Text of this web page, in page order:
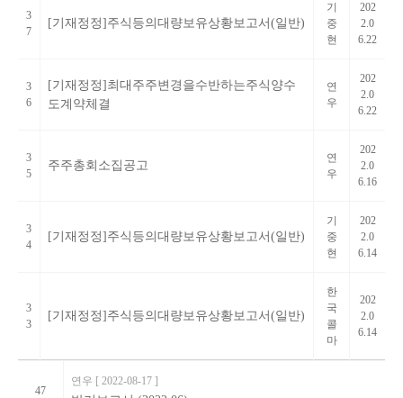
3
7
[기재정정]주식등의대량보유상황보고서(일반)
기
중
현
202
2.0
6.22
3
6
[기재정정]최대주주변경을수반하는주식양수
도계약체결
연
우
202
2.0
6.22
3
5
주주총회소집공고
연
우
202
2.0
6.16
3
4
[기재정정]주식등의대량보유상황보고서(일반)
기
중
현
202
2.0
6.14
3
3
[기재정정]주식등의대량보유상황보고서(일반)
한
국
콜
마
202
2.0
6.14
47
연우 [ 2022-08-17 ]